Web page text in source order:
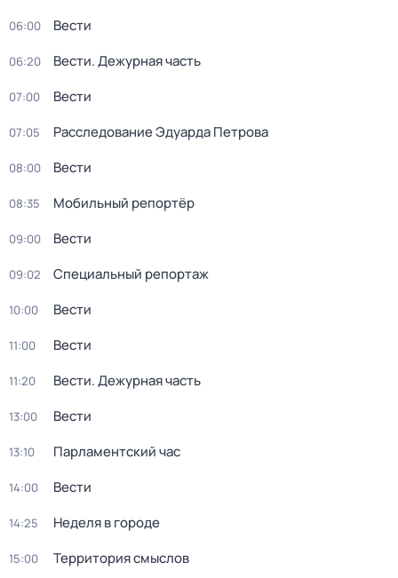
06:00 Вести
06:20 Вести. Дежурная часть
07:00 Вести
07:05 Расследование Эдуарда Петрова
08:00 Вести
08:35 Мобильный репортёр
09:00 Вести
09:02 Специальный репортаж
10:00 Вести
11:00 Вести
11:20 Вести. Дежурная часть
13:00 Вести
13:10 Парламентский час
14:00 Вести
14:25 Неделя в городе
15:00 Территория смыслов